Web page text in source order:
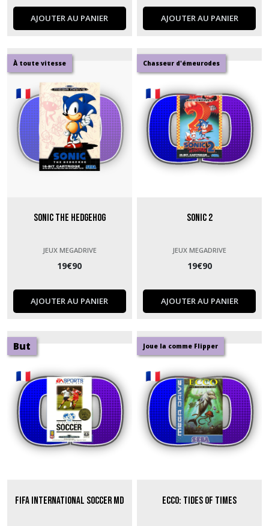
AJOUTER AU PANIER AJOUTER AU PANIER
À toute vitesse
Sonic The Hedgehog
JEUX MEGADRIVE
19€90
AJOUTER AU PANIER
Chasseur d'émeurodes
Sonic 2
JEUX MEGADRIVE
19€90
AJOUTER AU PANIER
But
Fifa International Soccer MD
Joue la comme Flipper
Ecco: Tides of Times